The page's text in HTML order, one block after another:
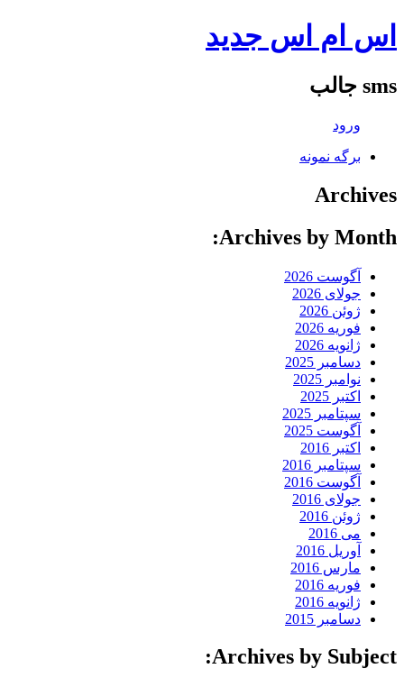
اس ام اس جدید
sms جالب
ورود
برگه نمونه
Archives
Archives by Month:
آگوست 2026
جولای 2026
ژوئن 2026
فوریه 2026
ژانویه 2026
دسامبر 2025
نوامبر 2025
اکتبر 2025
سپتامبر 2025
آگوست 2025
اکتبر 2016
سپتامبر 2016
آگوست 2016
جولای 2016
ژوئن 2016
می 2016
آوریل 2016
مارس 2016
فوریه 2016
ژانویه 2016
دسامبر 2015
Archives by Subject: